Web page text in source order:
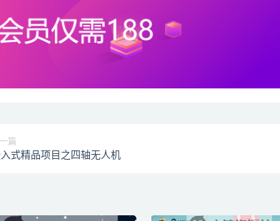
一篇
式精品项目之四轴无人机